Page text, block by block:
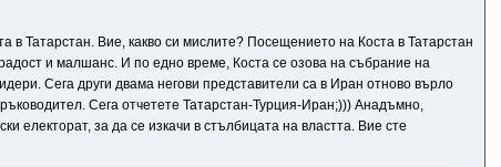
в Татарстан. Вие, какво си мислите? Посещението на Коста в Татарстан
и малшанс. И по едно време, Коста се озова на събрание на
Сега други двама негови представители са в Иран отново върло
Сега отчетете Татарстан-Турция-Иран;))) Анадъмно,
електорат, за да се изкачи в стълбицата на властта. Вие сте